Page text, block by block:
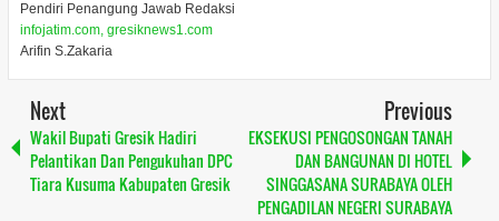
Pendiri Penangung Jawab Redaksi
infojatim.com, gresiknews1.com
Arifin S.Zakaria
Next
Wakil Bupati Gresik Hadiri
Pelantikan Dan Pengukuhan DPC
Tiara Kusuma Kabupaten Gresik
Previous
EKSEKUSI PENGOSONGAN TANAH
DAN BANGUNAN DI HOTEL
SINGGASANA SURABAYA OLEH
PENGADILAN NEGERI SURABAYA